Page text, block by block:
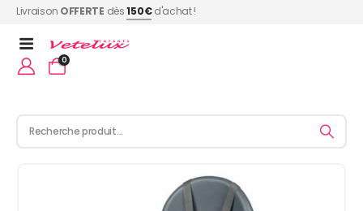
Livraison OFFERTE dès150€d'achat !
0